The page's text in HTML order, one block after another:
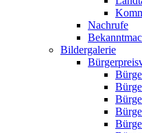
Nachrufe
Bildergalerie